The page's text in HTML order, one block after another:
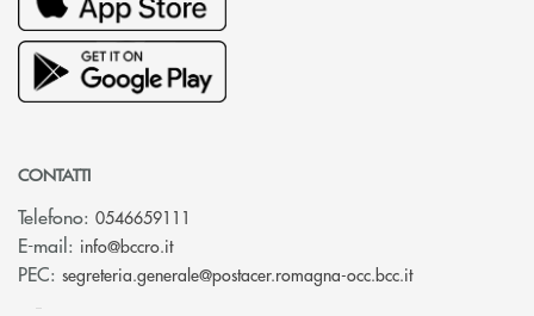
CONTATTI
Telefono: 0546659111
E-mail: info@bccro.it(si apre l’app di posta elettronica)
PEC: segreteria.generale@postacer.romagna-occ.bcc.it(si apre l’app